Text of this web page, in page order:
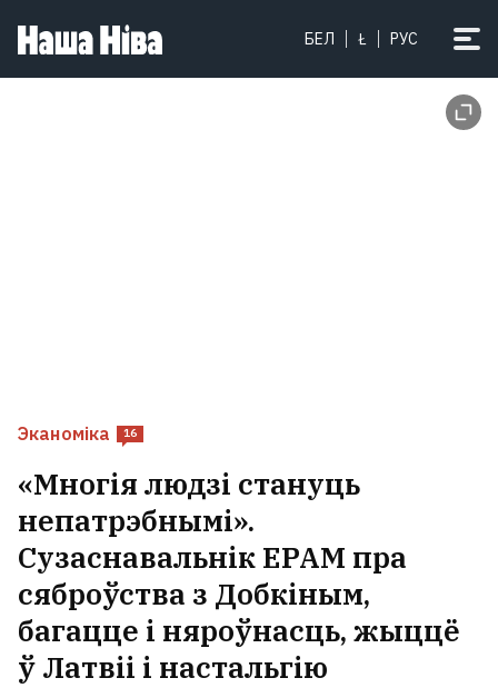
БЕЛ Ł РУС
Эканоміка 16
«Многія людзі стануць
непатрэбнымі».
Сузаснавальнік EPAM пра
сяброўства з Добкіным,
багацце і няроўнасць, жыццё
ў Латвіі і настальгію